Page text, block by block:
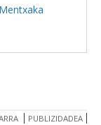
PUBLIZIDADEA